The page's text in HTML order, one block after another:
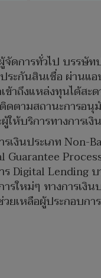
จัดการทั่วไป บรร
ระกันสินเชื่อ ผ่าน
เข้าถึงแหล่งทุนได้
ตามสถานะการอ
ให้บริการทางการเ
รเงินประเภท
ร Digital
ใหม่ๆ ทางการเ
เหลือผู้ประกอบกา